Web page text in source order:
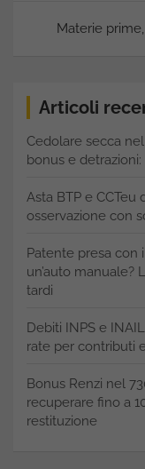
Materie
Articoli
Cedolare secca nel
bonus e
Asta BTP e
osservazione con
Patente presa con
un’auto
tardi
Debiti INPS e
rate per contributi
Bonus Renzi nel
recuperare fino a
restituzione